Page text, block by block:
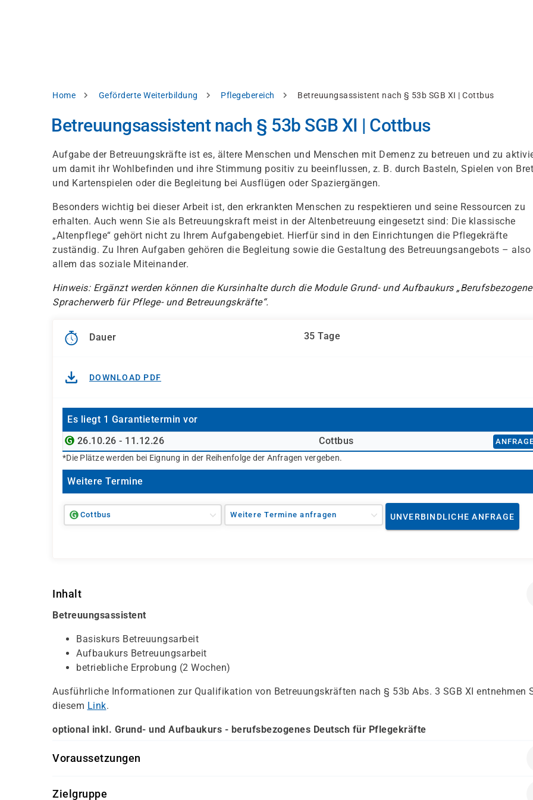
Pfadnavigation
Home Geförderte Weiterbildung Pflegebereich Betreuungsassistent nach § 53b SGB XI | Cottbus
Betreuungsassistent nach § 53b SGB XI | Cottbus
Aufgabe der Betreuungskräfte ist es, ältere Menschen und Menschen mit Demenz zu betreuen und zu
um damit ihr Wohlbefinden und ihre Stimmung positiv zu beeinflussen, z. B. durch Basteln, Spielen von
und Kartenspielen oder die Begleitung bei Ausflügen oder Spaziergängen.
Besonders wichtig bei dieser Arbeit ist, den erkrankten Menschen zu respektieren und seine Ressourcen zu
erhalten. Auch wenn Sie als Betreuungskraft meist in der Altenbetreuung eingesetzt sind: Die klassische
„Altenpflege“ gehört nicht zu Ihrem Aufgabengebiet. Hierfür sind in den Einrichtungen die Pflegekräfte
zuständig. Zu Ihren Aufgaben gehören die Begleitung sowie die Gestaltung des Betreuungsangebots – also
allem das soziale Miteinander.
Hinweis: Ergänzt werden können die Kursinhalte durch die Module Grund- und Aufbaukurs
Spracherwerb für Pflege- und Betreuungskräfte“.
Dauer 35 Tage
DOWNLOAD PDF
Es liegt 1 Garantietermin vor
26.10.26 - 11.12.26
Cottbus
*Die Plätze werden bei Eignung in der Reihenfolge der Anfragen vergeben.
Weitere Termine
Cottbus Weitere Termine anfragen UNVERBINDLICHE ANFRAGE
Inhalt
Betreuungsassistent
Basiskurs Betreuungsarbeit
Aufbaukurs Betreuungsarbeit
betriebliche Erprobung (2 Wochen)
Ausführliche Informationen zur Qualifikation von Betreuungskräften nach § 53b Abs. 3 SGB XI entnehmen
diesem Link.
optional inkl. Grund- und Aufbaukurs - berufsbezogenes Deutsch für Pflegekräfte
Voraussetzungen
persönliches Gespräch
Zielgruppe